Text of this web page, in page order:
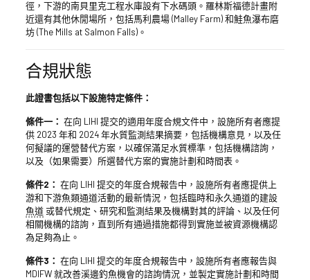
徑，下游的南貝里克工程水庫設有下水碼頭。羅林斯福德計畫附
近還有其他休閒場所，包括馬利農場 (Malley Farm) 和鮭魚瀑布磨
坊 (The Mills at Salmon Falls)。
合規狀態
此證書包括以下設施特定條件：
條件一： 在向 LIHI 提交的適用年度合規文件中，設施所有者應提
供 2023 年和 2024 年水質監測結果摘要，包括機構意見，以及任
何擬議的運營替代方案，以確保滿足水質標準，包括機構諮詢，
以及（如果需要）所選替代方案的實施計劃和時間表。
條件2： 在向 LIHI 提交的年度合規報告中，設施所有者應提供上
游和下游魚類通道活動的最新情況，包括臨時和永久通道的建設
魚道或替代規定、研究和監測結果及機構對其的評論、以及任何
相關機構的諮詢，直到所有通過措施都得到實施並被資源機構認
為足夠為止。
條件3： 在向 LIHI 提交的年度合規報告中，設施所有者應報告與
MDIFW 就改善溪邊釣魚機會的諮詢情況，並製定實施計劃和時間